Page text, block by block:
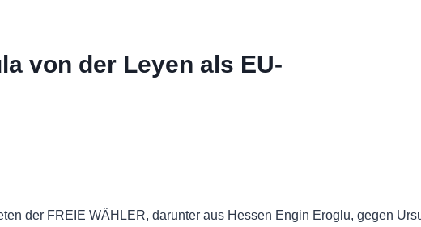
von der Leyen als EU-
der FREIE WÄHLER, darunter aus Hessen Engin Eroglu, gegen